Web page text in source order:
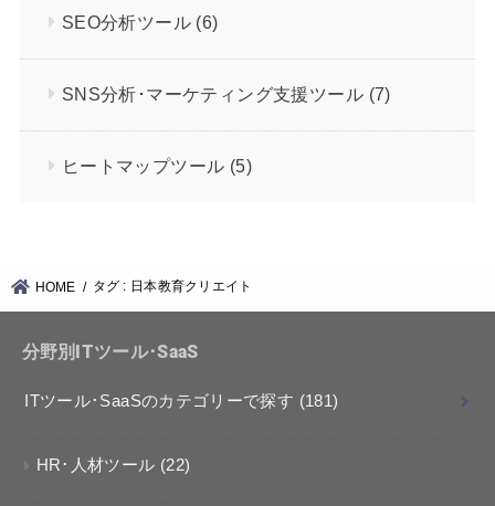
SEO分析ツール (6)
SNS分析･マーケティング支援ツール (7)
ヒートマップツール (5)
HOME タグ : 日本教育クリエイト
分野別ITツール･SaaS
ITツール･SaaSのカテゴリーで探す (181)
HR･人材ツール (22)